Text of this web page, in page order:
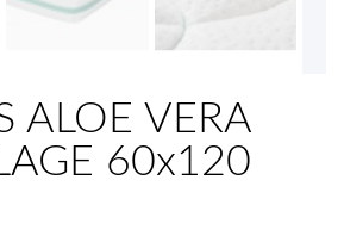
ALOE VERA
60x120